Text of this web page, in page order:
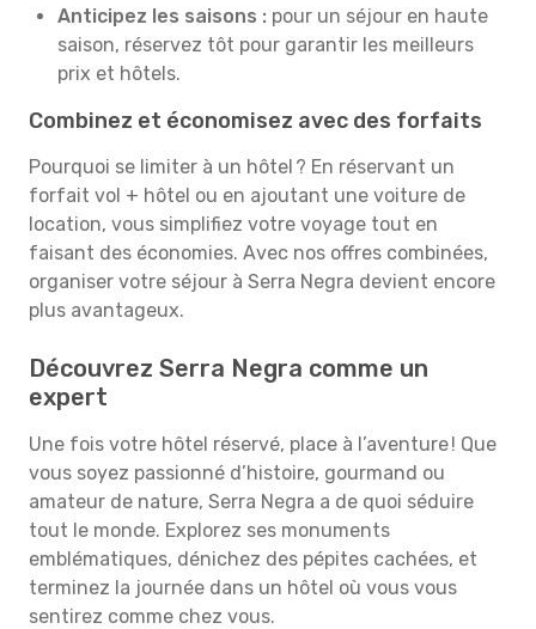
Anticipez les saisons : pour un séjour en haute
saison, réservez tôt pour garantir les meilleurs
prix et hôtels.
Combinez et économisez avec des forfaits
Pourquoi se limiter à un hôtel ? En réservant un
forfait vol + hôtel ou en ajoutant une voiture de
location, vous simplifiez votre voyage tout en
faisant des économies. Avec nos offres combinées,
organiser votre séjour à Serra Negra devient encore
plus avantageux.
Découvrez Serra Negra comme un
expert
Une fois votre hôtel réservé, place à l’aventure ! Que
vous soyez passionné d’histoire, gourmand ou
amateur de nature, Serra Negra a de quoi séduire
tout le monde. Explorez ses monuments
emblématiques, dénichez des pépites cachées, et
terminez la journée dans un hôtel où vous vous
sentirez comme chez vous.